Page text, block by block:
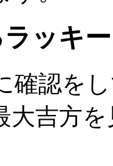
ッキ
確認を
大吉方